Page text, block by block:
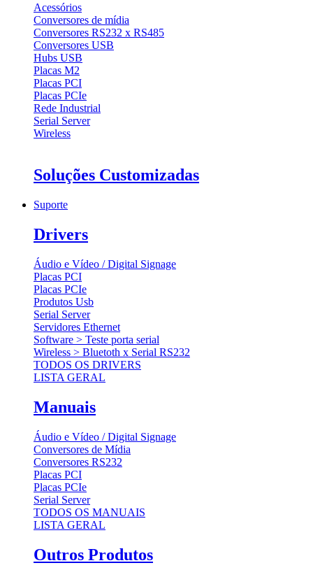
Acessórios
Conversores de mídia
Conversores RS232 x RS485
Conversores USB
Hubs USB
Placas M2
Placas PCI
Placas PCIe
Rede Industrial
Serial Server
Wireless
Soluções Customizadas
Suporte
Drivers
Áudio e Vídeo / Digital Signage
Placas PCI
Placas PCIe
Produtos Usb
Serial Server
Servidores Ethernet
Software > Teste porta serial
Wireless > Bluetoth x Serial RS232
TODOS OS DRIVERS
LISTA GERAL
Manuais
Áudio e Vídeo / Digital Signage
Conversores de Mídia
Conversores RS232
Placas PCI
Placas PCIe
Serial Server
TODOS OS MANUAIS
LISTA GERAL
Outros Produtos